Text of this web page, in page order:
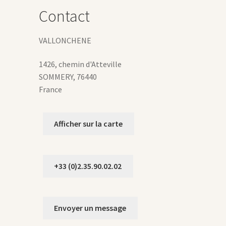
Contact
VALLONCHENE
1426, chemin d'Atteville
SOMMERY, 76440
France
Afficher sur la carte
+33 (0)2.35.90.02.02
Envoyer un message